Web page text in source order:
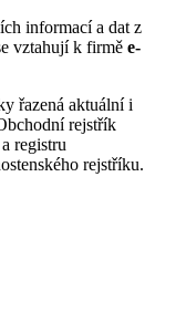
informací a dat z
vztahují k firmě e-
řazená aktuální i
rejstřík
registru
rejstříku.